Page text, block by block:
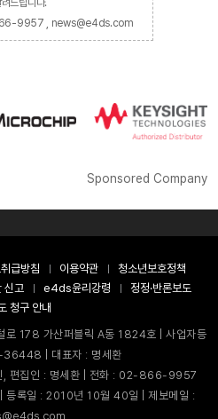
드립니다.
9957 , news@e4ds.com
Sponsored Company
급방침 이용약관
청소년보호정책
신고 e4ds윤리강령
정정·반론보도
청구 안내
로 178 가산퍼블릭 A동 1824호 | 사업자등
| 대표자 : 명세환
, 편집인 : 명세환 | 전화 : 02-866-9957
등록일 : 2010년 10월 40일 | 제보메일 :